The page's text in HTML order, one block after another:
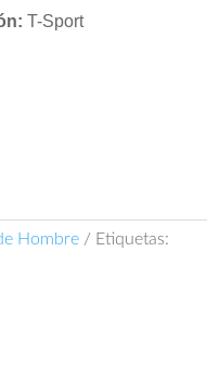
T-Sport
Hombre
Etiquetas: